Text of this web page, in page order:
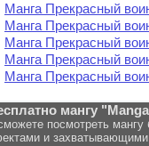
Манга Прекрасный
Манга Прекрасный
Манга Прекрасный
Манга Прекрасный
Манга Прекрасный
мангу
посмотреть
и